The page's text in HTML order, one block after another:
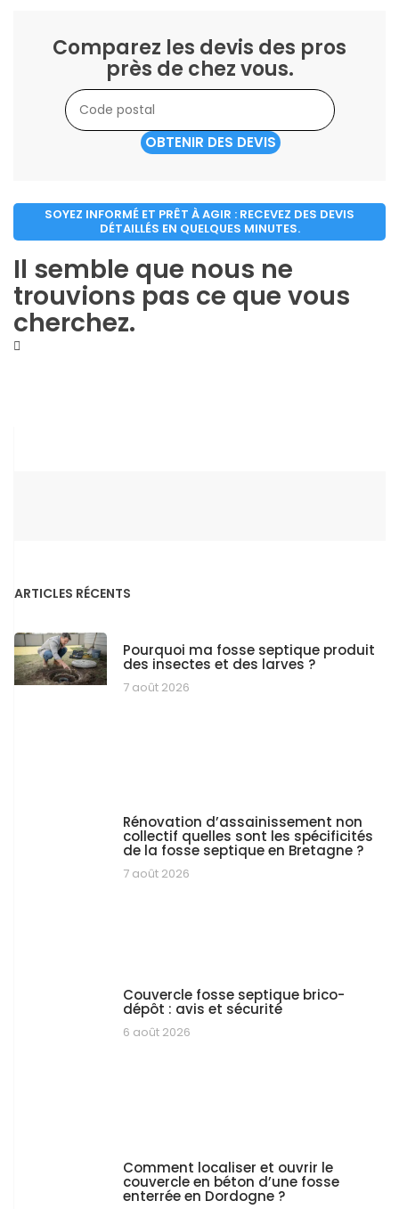
Comparez les devis des pros
près de chez vous.
OBTENIR DES DEVIS
SOYEZ INFORMÉ ET PRÊT À AGIR : RECEVEZ DES DEVIS
DÉTAILLÉS EN QUELQUES MINUTES.
Il semble que nous ne
trouvions pas ce que vous
cherchez.
ARTICLES RÉCENTS
Pourquoi ma fosse septique produit
des insectes et des larves ?
7 août 2026
Rénovation d’assainissement non
collectif quelles sont les spécificités
de la fosse septique en Bretagne ?
7 août 2026
Couvercle fosse septique brico-
dépôt : avis et sécurité
6 août 2026
Comment localiser et ouvrir le
couvercle en béton d’une fosse
enterrée en Dordogne ?